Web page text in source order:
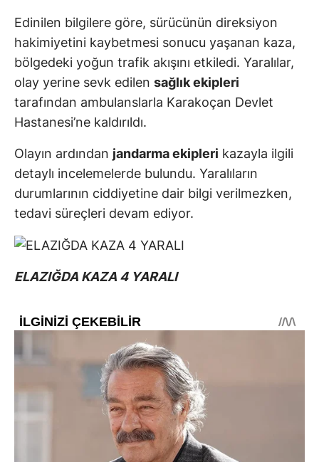
Edinilen bilgilere göre, sürücünün direksiyon
hakimiyetini kaybetmesi sonucu yaşanan kaza,
bölgedeki yoğun trafik akışını etkiledi. Yaralılar,
olay yerine sevk edilen sağlık ekipleri
tarafından ambulanslarla Karakoçan Devlet
Hastanesi’ne kaldırıldı.
Olayın ardından jandarma ekipleri kazayla ilgili
detaylı incelemelerde bulundu. Yaralıların
durumlarının ciddiyetine dair bilgi verilmezken,
tedavi süreçleri devam ediyor.
ELAZIĞDA KAZA 4 YARALI